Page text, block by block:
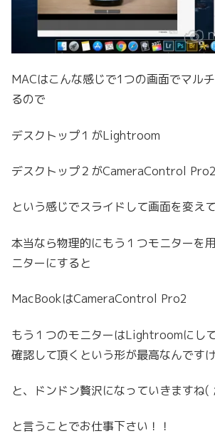
MACはこんな感じで1つの画面でマル
るので
デスクトップ１がLightroom
デスクトップ２がCameraControl Pro2
という感じでスライドして画面を変え
本当なら物理的にもう１つモニターを
ニターにすると
MacBookはCameraControl Pro2
もう１つのモニターはLightroomにし
確認して頂くという形が最高なんです
と、ドンドン贅沢になっていきますね(
と言うことでお仕事下さい！！